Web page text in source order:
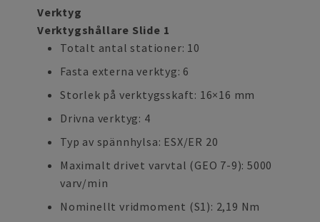
Verktyg
Verktygshållare Slide 1
Totalt antal stationer: 10
Fasta externa verktyg: 6
Storlek på verktygsskaft: 16×16 mm
Drivna verktyg: 4
Typ av spännhylsa: ESX/ER 20
Maximalt drivet varvtal (GEO 7-9): 5000
varv/min
Nominellt vridmoment (S1): 2,19 Nm